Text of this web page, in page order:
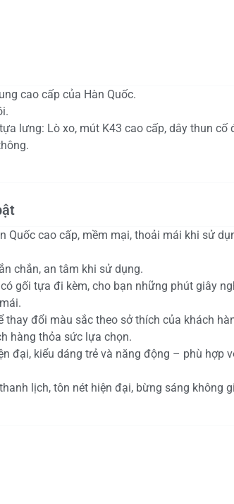
cao cấp của Hàn Quốc.
lưng: Lò xo, mút K43 cao cấp, dây thun cố
Quốc cao cấp, mềm mại, thoải mái khi sử
chắn, an tâm khi sử dụng.
gối tựa đi kèm, cho bạn những phút giây
thay đổi màu sắc theo sở thích của khách
hàng thỏa sức lựa chọn.
đại, kiểu dáng trẻ và năng động – phù hợp
lịch, tôn nét hiện đại, bừng sáng không